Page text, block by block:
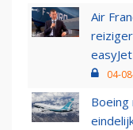
Air
easyJet
04-
Boeing